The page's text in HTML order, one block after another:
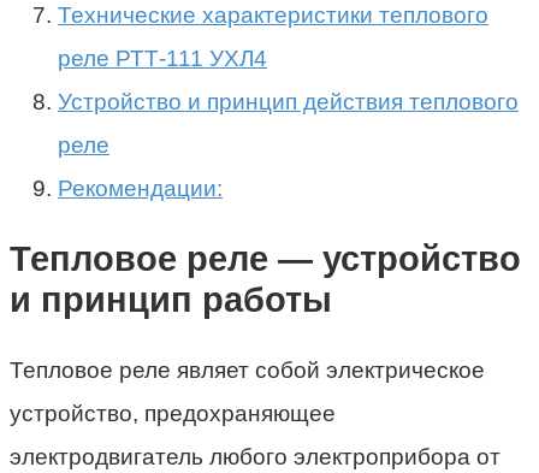
Технические характеристики теплового
реле РТТ-111 УХЛ4
Устройство и принцип действия теплового
реле
Рекомендации:
Тепловое реле — устройство
и принцип работы
Тепловое реле являет собой электрическое
устройство, предохраняющее
электродвигатель любого электроприбора от